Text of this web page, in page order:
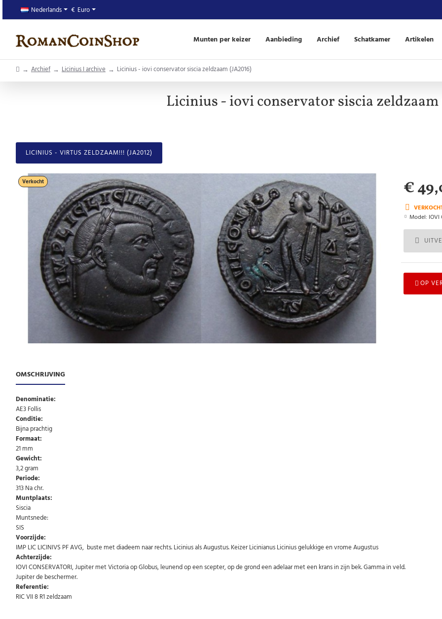
Nederlands € Euro
Munten per keizer Aanbieding Archief Schatkamer Artikelen
homeArchief Licinius I archive Licinius - iovi conservator siscia zeldzaam (JA2016)
Licinius - iovi conservator siscia zeldzaam
LICINIUS - VIRTUS ZELDZAAM!!! (JA2012)
Verkocht
Model: IOVI
€
OP
OMSCHRIJVING
Denominatie:
AE3 Follis
Conditie:
Bijna prachtig
Formaat:
21 mm
Gewicht:
3,2 gram
Periode:
313 Na chr.
Muntplaats:
Siscia
Muntsnede:
SIS
Voorzijde:
IMP LIC LICINIVS PF AVG, buste met diadeem naar rechts. Licinius als Augustus. Keizer Licinianus Licinius gelukkige en vrome Augustus
Achterzijde:
IOVI CONSERVATORI, Jupiter met Victoria op Globus, leunend op een scepter, op de grond een adelaar met een krans in zijn bek. Gamma in veld.
Jupiter de beschermer.
Referentie:
RIC VII 8 R1 zeldzaam